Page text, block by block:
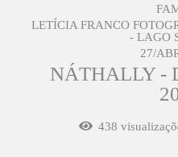
LETÍCIA FRANCO
- LAGO
27/
NÁTHALLY -
438